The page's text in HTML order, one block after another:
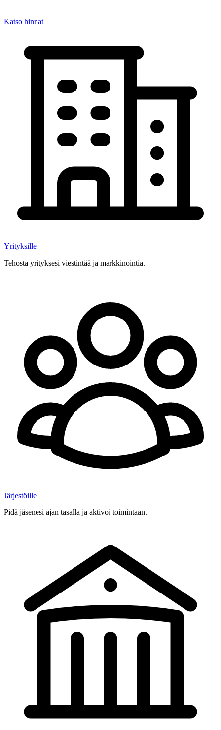
Katso hinnat
Yrityksille
Tehosta yrityksesi viestintää ja markkinointia.
Järjestöille
Pidä jäsenesi ajan tasalla ja aktivoi toimintaan.